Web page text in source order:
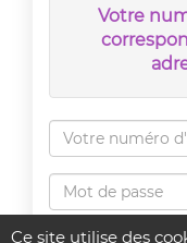
Votre
Ce site utilise des